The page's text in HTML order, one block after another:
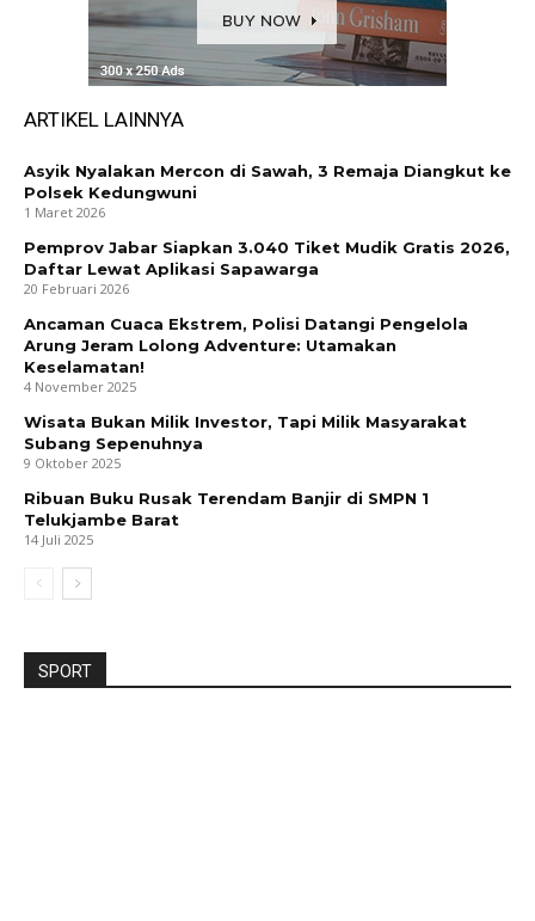
ARTIKEL LAINNYA
Asyik Nyalakan Mercon di Sawah, 3 Remaja Diangkut ke
Polsek Kedungwuni
1 Maret 2026
Pemprov Jabar Siapkan 3.040 Tiket Mudik Gratis 2026,
Daftar Lewat Aplikasi Sapawarga
20 Februari 2026
Ancaman Cuaca Ekstrem, Polisi Datangi Pengelola
Arung Jeram Lolong Adventure: Utamakan
Keselamatan!
4 November 2025
Wisata Bukan Milik Investor, Tapi Milik Masyarakat
Subang Sepenuhnya
9 Oktober 2025
Ribuan Buku Rusak Terendam Banjir di SMPN 1
Telukjambe Barat
14 Juli 2025
SPORT